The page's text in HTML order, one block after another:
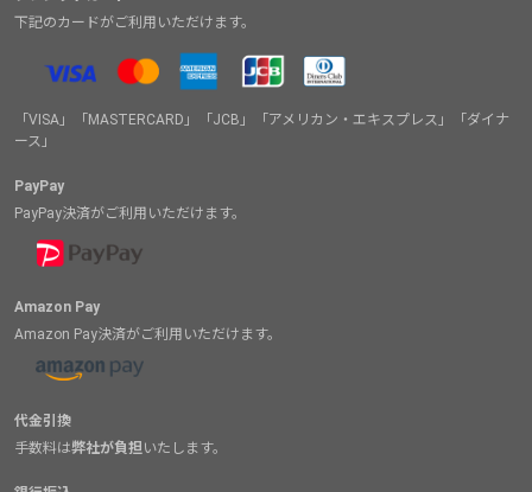
下記のカードがご利用いただけます。
「VISA」「MASTERCARD」「JCB」「アメリカン・エキスプレス」「ダイナ
ース」
PayPay
PayPay決済がご利用いただけます。
Amazon Pay
Amazon Pay決済がご利用いただけます。
代金引換
手数料は弊社が負担いたします。